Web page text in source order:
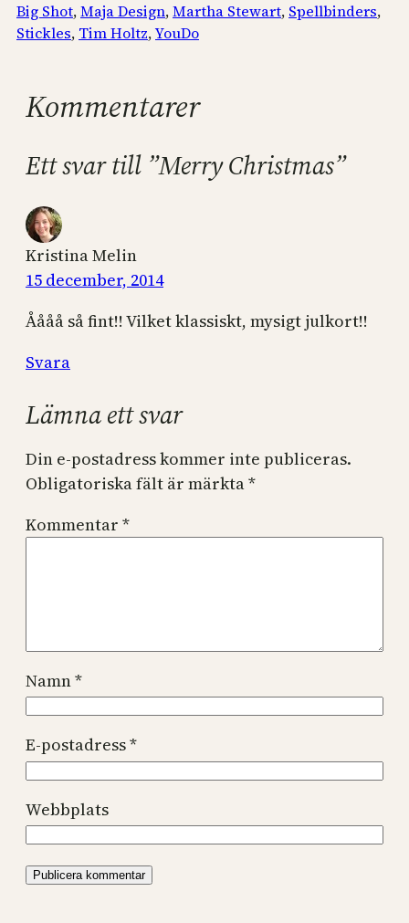
Big Shot, Maja Design, Martha Stewart, Spellbinders
Stickles, Tim Holtz, YouDo
Kommentarer
Ett svar till ”Merry Christmas”
Kristina Melin
15 december, 2014
Åååå så fint!! Vilket klassiskt, mysigt julkort!!
Svara
Lämna ett svar
Din e-postadress kommer inte publiceras.
Obligatoriska fält är märkta*
Kommentar *
Namn*
E-postadress*
Webbplats